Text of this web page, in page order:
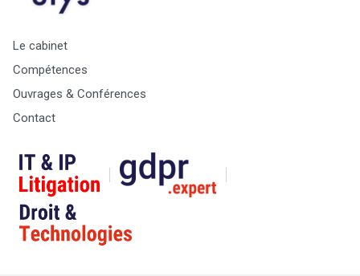
Le cabinet
Compétences
Ouvrages & Conférences
Contact